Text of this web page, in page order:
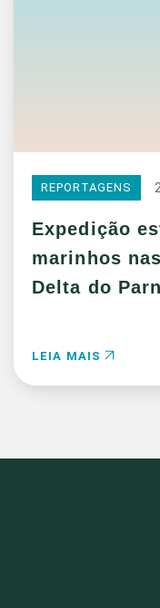
REPORTAGENS
Expedição
marinhos
Delta do
LEIA MAIS